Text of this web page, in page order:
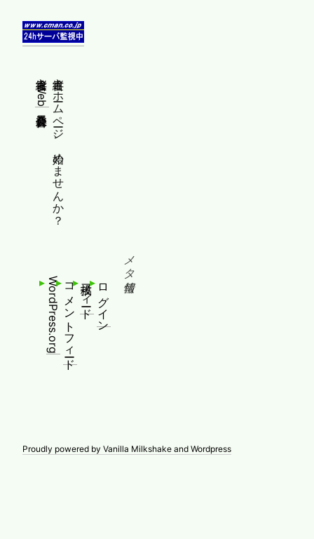
縦書きホームページ、始めませんか？
縦書きWeb普及委員会
メタ情報
ログイン
投稿フィード
コメントフィード
WordPress.org
Proudly powered by Vanilla Milkshake and Wordpress